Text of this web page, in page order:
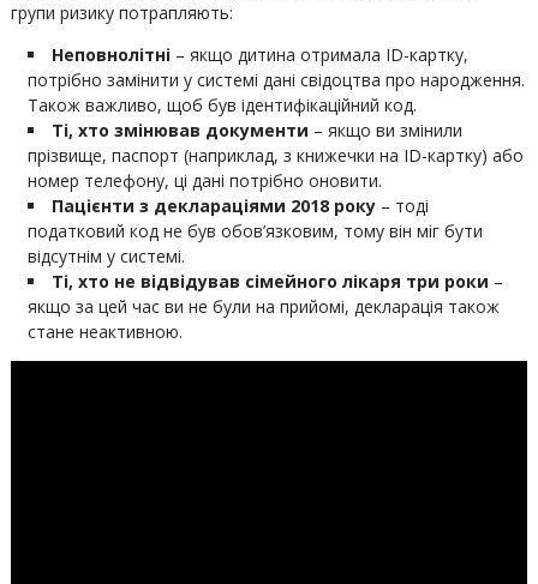
групи ризику потрапляють:
Неповнолітні– якщо дитина отримала ID-картку,
потрібно замінити у системі дані свідоцтва про народження.
Також важливо, щоб був ідентифікаційний код.
Ті, хто змінював документи – якщо ви змінили
прізвище, паспорт (наприклад, з книжечки на ID-картку) або
номер телефону, ці дані потрібно оновити.
Пацієнти з деклараціями 2018 року– тоді
податковий код не був обов’язковим, тому він міг бути
відсутнім у системі.
Ті, хто не відвідував сімейного лікаря три роки –
якщо за цей час ви не були на прийомі, декларація також
стане неактивною.